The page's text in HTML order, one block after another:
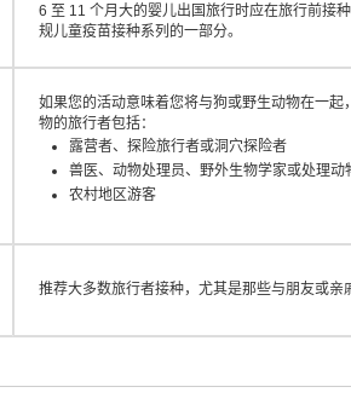
6 至 11 个月大的婴儿出国旅行时应在旅行前接
规儿童疫苗接种系列的一部分。
如果您的活动意味着您将与狗或野生动物在一
物的旅行者包括：
露营者、探险旅行者或洞穴探险者
兽医、动物处理员、野外生物学家或处理
农村地区游客
推荐大多数旅行者接种，尤其是那些与朋友或